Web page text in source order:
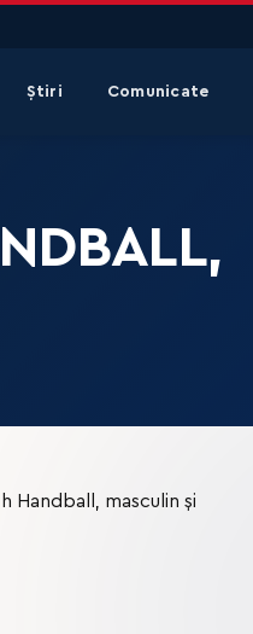
Știri Comunicate
Handball, masculin și